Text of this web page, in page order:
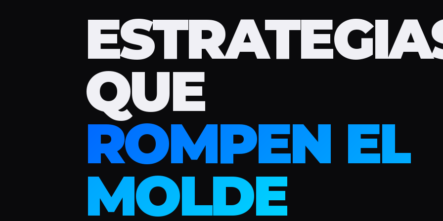
QUE
ROMPEN EL
MOLDE